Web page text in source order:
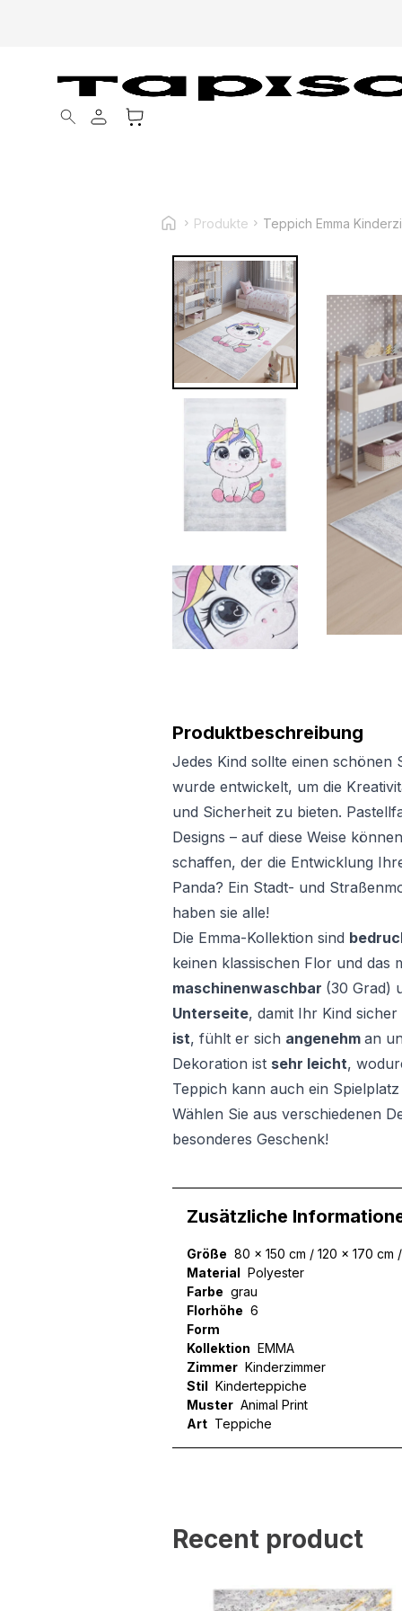
Products search
Produkte Teppich Emma
Produktbeschreibung
Jedes Kind sollte einen schönen
wurde entwickelt, um die
und Sicherheit zu bieten.
Designs – auf diese Weise
schaffen, der die Entwicklung
Panda? Ein Stadt- und
haben sie alle!
Die Emma-Kollektion sind
keinen klassischen Flor und das
maschinenwaschbar (30 Grad)
Unterseite, damit Ihr Kind
ist, fühlt er sich angenehm an
Dekoration ist sehr leicht,
Teppich kann auch ein
Wählen Sie aus verschiedenen
besonderes Geschenk!
Zusätzliche
Größe 80 x 150 cm / 120 x 170 cm
Material Polyester
Farbe grau
Florhöhe 6
Form
Kollektion EMMA
Zimmer Kinderzimmer
Stil Kinderteppiche
Muster Animal Print
Art Teppiche
Recent product
Wir verwenden Cookies,
Notwendige Cookies sind